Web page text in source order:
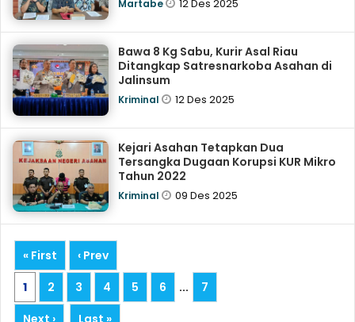
Martabe 12 Des 2025
Bawa 8 Kg Sabu, Kurir Asal Riau
Ditangkap Satresnarkoba Asahan di
Jalinsum
Kriminal 12 Des 2025
Kejari Asahan Tetapkan Dua
Tersangka Dugaan Korupsi KUR Mikro
Tahun 2022
Kriminal 09 Des 2025
« First
‹ Prev
1
2 3 4 5 6 ...
7
Next ›
Last »